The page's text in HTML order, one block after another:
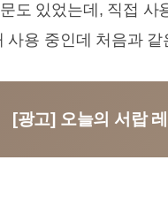
도 있었는데, 직접
용 중인데 처음과
[광고] 오늘의 서랍